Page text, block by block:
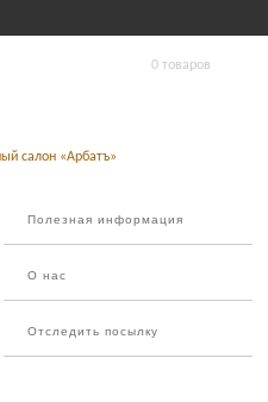
0 товаров
Полезная информация
О нас
Отследить посылку